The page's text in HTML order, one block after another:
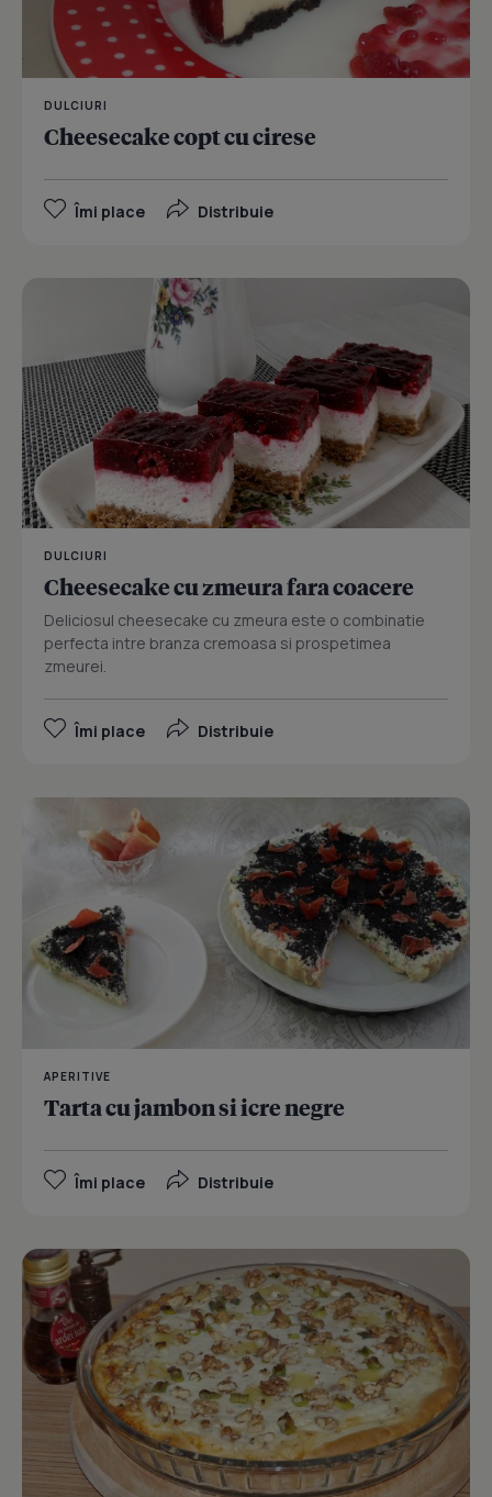
DULCIURI
Cheesecake copt cu cirese
Îmi place Distribuie
DULCIURI
Cheesecake cu zmeura fara coacere
Deliciosul cheesecake cu zmeura este o combinatie
perfecta intre branza cremoasa si prospetimea
zmeurei.
Îmi place Distribuie
APERITIVE
Tarta cu jambon si icre negre
Îmi place Distribuie